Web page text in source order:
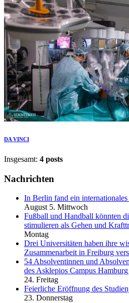
DA VINCI
Insgesamt: 4 posts
Nachrichten
In Berlin fand ein
August 5. Mittwoch
Fußball und Handball könnten
stimulieren als Gehen und
Montag
Drei Universitäten haben ihre
Zusammenarbeit in Freiburg
54 Absolventinnen und
des Asklepios Campus
24. Freitag
Feierliche Eröffnung des
23. Donnerstag